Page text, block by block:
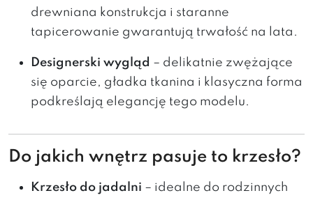
drewniana konstrukcja i staranne
tapicerowanie gwarantują trwałość na lata.
Designerski wygląd – delikatnie zwężające
się oparcie, gładka tkanina i klasyczna forma
podkreślają elegancję tego modelu.
Do jakich wnętrz pasuje to krzesło?
Krzesło do jadalni – idealne do rodzinnych